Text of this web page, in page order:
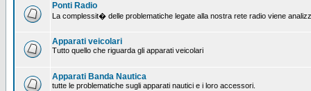
Ponti Radio
La complessit� delle problematiche legate alla nostra rete radio viene
Apparati veicolari
Tutto quello che riguarda gli apparati veicolari
Apparati Banda Nautica
tutte le problematiche sugli apparati nautici e i loro accessori.